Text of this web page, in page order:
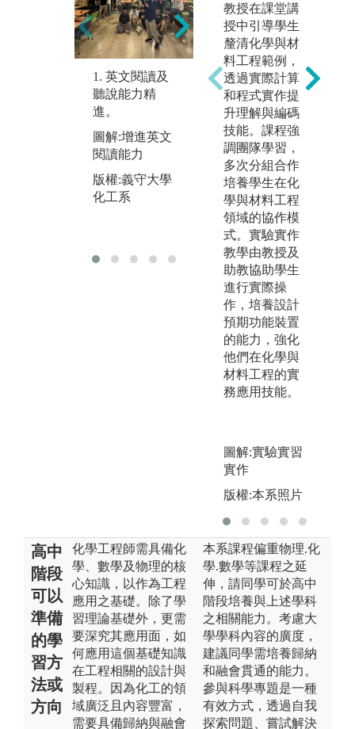
1. 英文閱讀及
聽說能力精
進。
圖解:增進英文
閱讀能力
版權:義守大學
化工系
2. 需培養基本
數學及物理觀
念，以應用於
工程理論之學
習。
圖解:培養基本
數學及物理觀
念
版權:義守大學
化工系
教授在課堂講
授中引導學生
釐清化學與材
料工程範例，
透過實際計算
和程式實作提
升理解與編碼
技能。課程強
調團隊學習，
多次分組合作
培養學生在化
學與材料工程
領域的協作模
式。實驗實作
教學由教授及
助教協助學生
進行實際操
作，培養設計
預期功能裝置
的能力，強化
他們在化學與
材料工程的實
務應用技能。
圖解:實驗實習
實作
版權:本系照片
高中
階段
可以
準備
的學
習方
法或
方向
化學工程師需具備化
學、數學及物理的核
心知識，以作為工程
應用之基礎。除了學
習理論基礎外，更需
要深究其應用面，如
何應用這個基礎知識
在工程相關的設計與
製程。因為化工的領
域廣泛且內容豐富，
需要具備歸納與融會
本系課程偏重物理.化
學.數學等課程之延
伸，請同學可於高中
階段培養與上述學科
之相關能力。考慮大
學學科內容的廣度，
建議同學需培養歸納
和融會貫通的能力。
參與科學專題是一種
有效方式，透過自我
探索問題、嘗試解決